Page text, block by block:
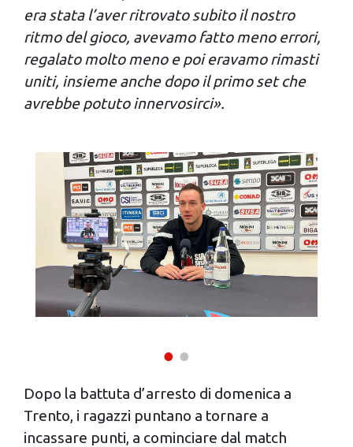
annunci, per fornire funzionalità dei social media e per
informazioni sul modo in cui utilizzi il nostro sito con i
nostri partner che si occupano di analisi dei dati web,
pubblicità e social media, i quali potrebbero combinarle
con altre informazioni che hai fornito loro o che hanno
era stata l’aver ritrovato subito il nostro
ritmo del gioco, avevamo fatto meno errori,
regalato molto meno e poi eravamo rimasti
uniti, insieme anche dopo il primo set che
avrebbe potuto innervosirci».
Dopo la battuta d’arresto di domenica a
Trento, i ragazzi puntano a tornare a
incassare punti, a cominciare dal match